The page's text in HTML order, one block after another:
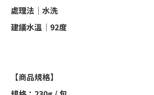
處理法｜水洗
建議水溫｜92度
【商品規格】